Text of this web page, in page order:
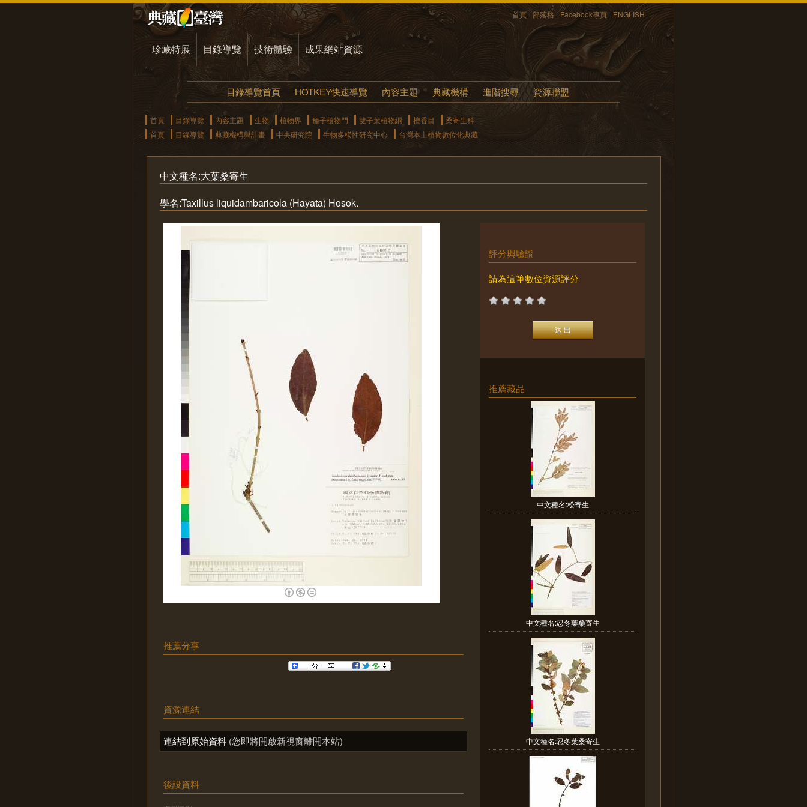
首頁 部落格 Facebook專頁 ENGLISH
珍藏特展 目錄導覽 技術體驗 成果網站資源
目錄導覽首頁 HOTKEY快速導覽 內容主題 典藏機構 進階搜尋 資源聯盟
首頁 目錄導覽 內容主題 生物 植物界 種子植物門 雙子葉植物綱 檀香目
桑寄生科
首頁
目錄導覽 典藏機構與計畫 中央研究院 生物多樣性研究中心 台灣本土植物數位化典藏
中文種名:大葉桑寄生
學名:Taxillus liquidambaricola (Hayata) Hosok.
推薦分享
資源連結
連結到原始資料 (您即將開啟新視窗離開本站)
後設資料
評分與驗證
請為這筆數位資源評分
推薦藏品
中文種名:松寄生
中文種名:忍冬葉桑寄生
中文種名:忍冬葉桑寄生